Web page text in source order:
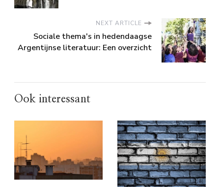
NEXT ARTICLE
Sociale thema's in hedendaagse
Argentijnse literatuur: Een overzicht
Ook interessant